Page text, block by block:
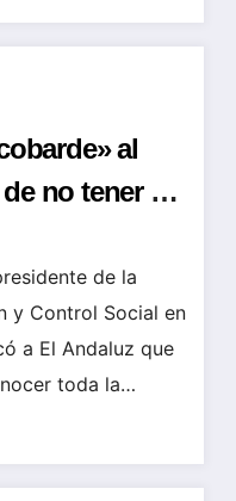
al
no tener el
regional
de la
y Control Social en
a El Andaluz que
toda la…